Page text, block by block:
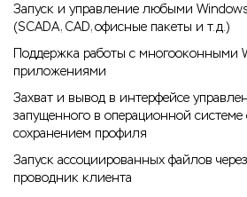
Запуск и управление любыми
(SCADA, CAD, офисные пакеты и т.д.)
Поддержка работы с многооконными
приложениями
Захват и вывод в интерфейсе
запущенного в операционной
сохранением профиля
Запуск ассоциированных файлов
проводник клиента